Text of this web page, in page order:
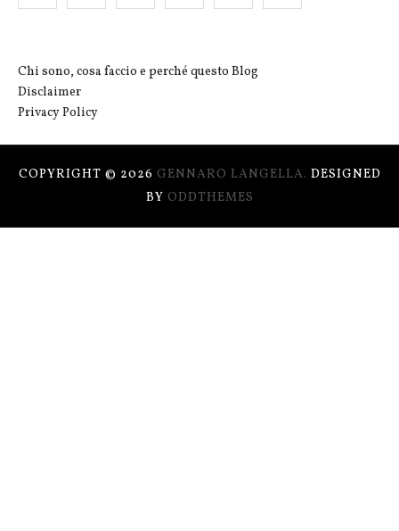
Chi sono, cosa faccio e perché questo Blog
Disclaimer
Privacy Policy
COPYRIGHT © 2026 GENNARO LANGELLA. DESIGNED
BY ODDTHEMES